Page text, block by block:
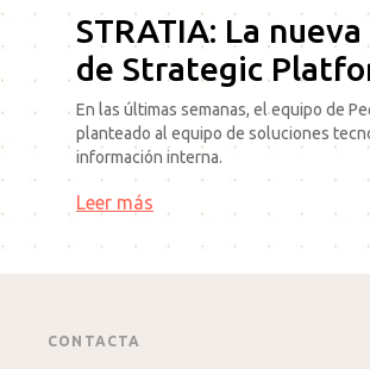
STRATIA: La
de Strategic
En las últimas semanas, el equipo de
planteado al equipo de soluciones
información interna.
Leer más
CONTACTA